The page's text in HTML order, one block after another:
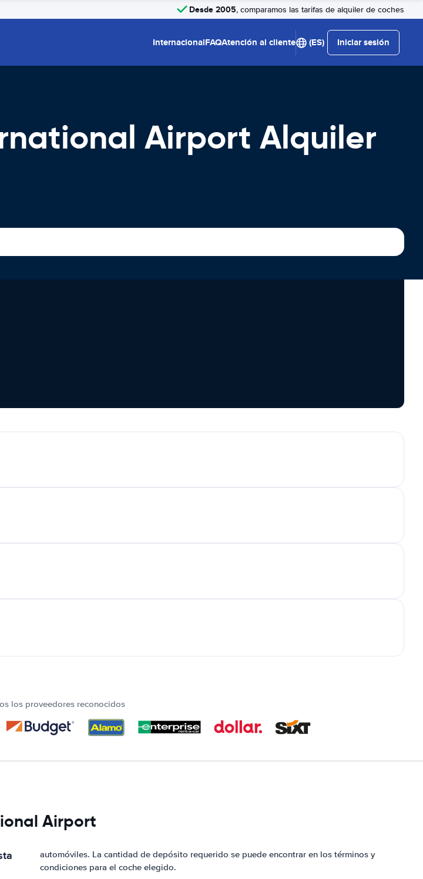
Desde 2005, comparamos las tarifas de alquiler de coches
InternacionalFAQAtención al cliente (ES) Iniciar sesión
Airport Alquiler
los proveedores reconocidos
Airport
automóviles. La cantidad de depósito requerido se puede encontrar en los términos y
condiciones para el coche elegido.